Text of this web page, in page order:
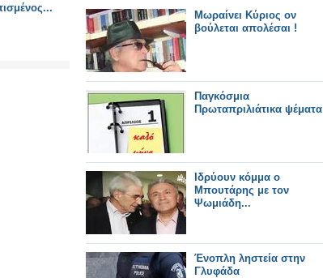
O Τόμσεν απελπισμένος‏...
Μωραίνει Κύριος ον
βούλεται απολέσαι !
Παγκόσμια
Πρωταπριλιάτικα ψέματα
Ιδρύουν κόμμα ο
Μπουτάρης με τον
Ψωμιάδη...
Ένοπλη ληστεία στην
Γλυφάδα